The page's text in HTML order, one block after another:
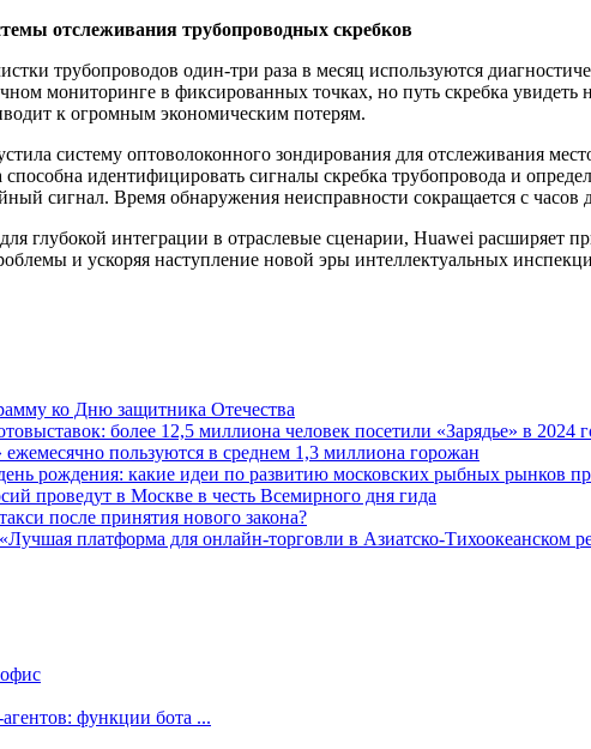
отслеживания трубопроводных скребков
трубопроводов один-три раза в месяц используются
мониторинге в фиксированных точках, но путь скребка увидеть
к огромным экономическим потерям.
систему оптоволоконного зондирования для отслеживания
идентифицировать сигналы скребка трубопровода и
сигнал. Время обнаружения неисправности сокращается с часов
глубокой интеграции в отраслевые сценарии, Huawei расширяет
и ускоряя наступление новой эры интеллектуальных
ко Дню защитника Отечества
более 12,5 миллиона человек посетили «Зарядье» в 2024
пользуются в среднем 1,3 миллиона горожан
рождения: какие идеи по развитию московских рыбных рынков
проведут в Москве в честь Всемирного дня гида
после принятия нового закона?
платформа для онлайн-торговли в Азиатско-Тихоокеанском
функции бота ...